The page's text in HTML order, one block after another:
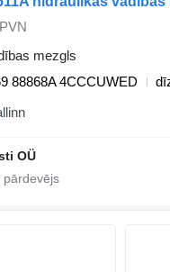
mezgls
88868A 4CCCUWED
OÜ